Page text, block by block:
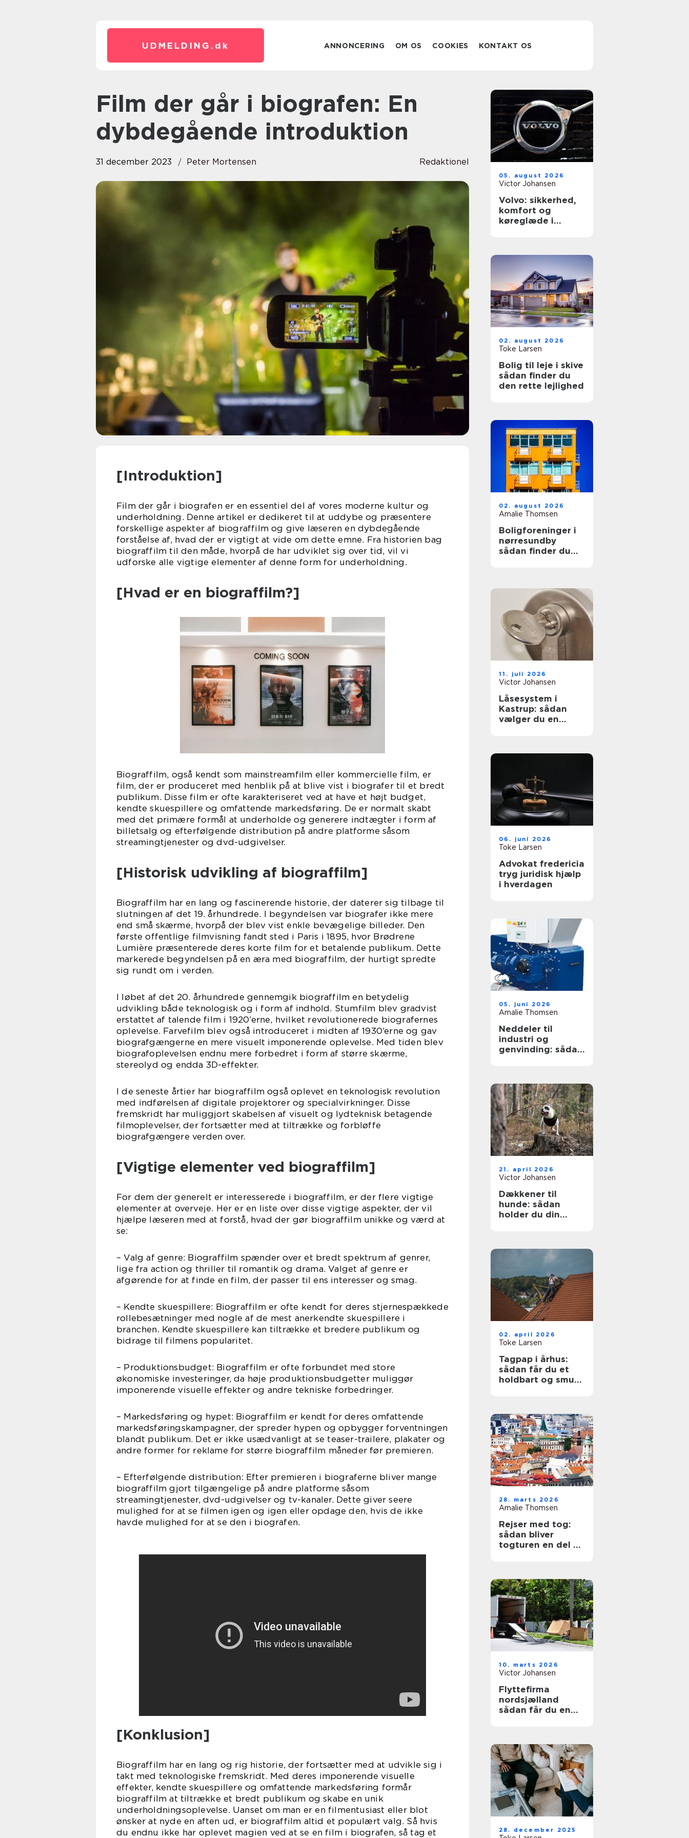
UDMELDING. dk ANNONCERING OM OS COOKIES KONTAKT OS
Film der går i biografen: En
dybdegående introduktion
31 december 2023 Peter Mortensen Redaktionel
[Introduktion]
Film der går i biografen er en essentiel del af vores moderne kultur og
underholdning. Denne artikel er dedikeret til at uddybe og præsentere
forskellige aspekter af biograffilm og give læseren en dybdegående
forståelse af, hvad der er vigtigt at vide om dette emne. Fra historien bag
biograffilm til den måde, hvorpå de har udviklet sig over tid, vil vi
udforske alle vigtige elementer af denne form for underholdning.
[Hvad er en biograffilm?]
Biograffilm, også kendt som mainstreamfilm eller kommercielle film, er
film, der er produceret med henblik på at blive vist i biografer til et bredt
publikum. Disse film er ofte karakteriseret ved at have et højt budget,
kendte skuespillere og omfattende markedsføring. De er normalt skabt
med det primære formål at underholde og generere indtægter i form af
billetsalg og efterfølgende distribution på andre platforme såsom
streamingtjenester og dvd-udgivelser.
[Historisk udvikling af biograffilm]
Biograffilm har en lang og fascinerende historie, der daterer sig tilbage til
slutningen af det 19. århundrede. I begyndelsen var biografer ikke mere
end små skærme, hvorpå der blev vist enkle bevægelige billeder. Den
første offentlige filmvisning fandt sted i Paris i 1895, hvor Brødrene
Lumière præsenterede deres korte film for et betalende publikum. Dette
markerede begyndelsen på en æra med biograffilm, der hurtigt spredte
sig rundt om i verden.
I løbet af det 20. århundrede gennemgik biograffilm en betydelig
udvikling både teknologisk og i form af indhold. Stumfilm blev gradvist
erstattet af talende film i 1920’erne, hvilket revolutionerede biografernes
oplevelse. Farvefilm blev også introduceret i midten af 1930’erne og gav
biografgængerne en mere visuelt imponerende oplevelse. Med tiden blev
biografoplevelsen endnu mere forbedret i form af større skærme,
stereolyd og endda 3D-effekter.
I de seneste årtier har biograffilm også oplevet en teknologisk revolution
med indførelsen af digitale projektorer og specialvirkninger. Disse
fremskridt har muliggjort skabelsen af visuelt og lydteknisk betagende
filmoplevelser, der fortsætter med at tiltrække og forbløffe
biografgængere verden over.
[Vigtige elementer ved biograffilm]
For dem der generelt er interesserede i biograffilm, er der flere vigtige
elementer at overveje. Her er en liste over disse vigtige aspekter, der vil
hjælpe læseren med at forstå, hvad der gør biograffilm unikke og værd at
se:
– Valg af genre: Biograffilm spænder over et bredt spektrum af genrer,
lige fra action og thriller til romantik og drama. Valget af genre er
afgørende for at finde en film, der passer til ens interesser og smag.
– Kendte skuespillere: Biograffilm er ofte kendt for deres stjernespækkede
rollebesætninger med nogle af de mest anerkendte skuespillere i
branchen. Kendte skuespillere kan tiltrække et bredere publikum og
bidrage til filmens popularitet.
– Produktionsbudget: Biograffilm er ofte forbundet med store
økonomiske investeringer, da høje produktionsbudgetter muliggør
imponerende visuelle effekter og andre tekniske forbedringer.
– Markedsføring og hypet: Biograffilm er kendt for deres omfattende
markedsføringskampagner, der spreder hypen og opbygger forventningen
blandt publikum. Det er ikke usædvanligt at se teaser-trailere, plakater og
andre former for reklame for større biograffilm måneder før premieren.
– Efterfølgende distribution: Efter premieren i biograferne bliver mange
biograffilm gjort tilgængelige på andre platforme såsom
streamingtjenester, dvd-udgivelser og tv-kanaler. Dette giver seere
mulighed for at se filmen igen og igen eller opdage den, hvis de ikke
havde mulighed for at se den i biografen.
[Konklusion]
Biograffilm har en lang og rig historie, der fortsætter med at udvikle sig i
takt med teknologiske fremskridt. Med deres imponerende visuelle
effekter, kendte skuespillere og omfattende markedsføring formår
biograffilm at tiltrække et bredt publikum og skabe en unik
underholdningsoplevelse. Uanset om man er en filmentusiast eller blot
ønsker at nyde en aften ud, er biograffilm altid et populært valg. Så hvis
du endnu ikke har oplevet magien ved at se en film i biografen, så tag et
05. august 2026
Victor Johansen
Volvo: sikkerhed,
komfort og
køreglæde i
02. august 2026
Toke Larsen
Bolig til leje i skive
sådan finder du
den rette lejlighed
02. august 2026
Amalie Thomsen
Boligforeninger i
nørresundby
sådan finder du
11. juli 2026
Victor Johansen
Låsesystem i
Kastrup: sådan
vælger du en
06. juni 2026
Toke Larsen
Advokat fredericia
tryg juridisk hjælp
i hverdagen
05. juni 2026
Amalie Thomsen
Neddeler til
industri og
genvinding: sådan
21. april 2026
Victor Johansen
Dækkener til
hunde: sådan
holder du din
02. april 2026
Toke Larsen
Tagpap i århus:
sådan får du et
holdbart og smukt
28. marts 2026
Amalie Thomsen
Rejser med tog:
sådan bliver
togturen en del af
10. marts 2026
Victor Johansen
Flyttefirma
nordsjælland
sådan får du en
28. december 2025